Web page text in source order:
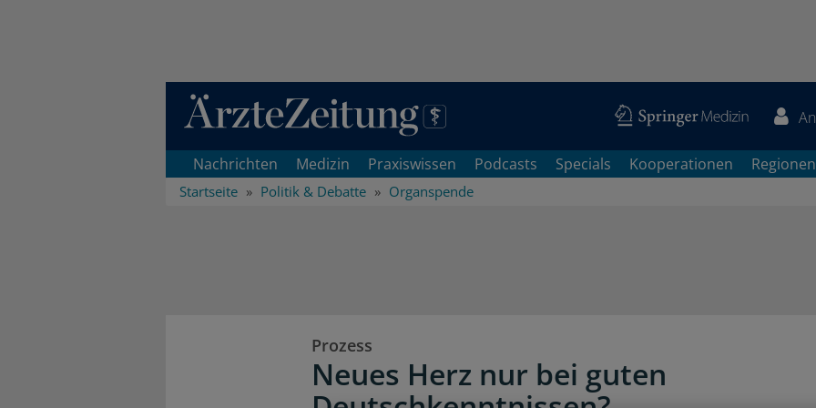
Direkt zum Inhaltsbereich
Nachrichten Medizin Praxiswissen Podcasts Specials Kooperationen Regionen
Startseite Politik & Debatte Organspende
Prozess
Neues Herz nur bei guten